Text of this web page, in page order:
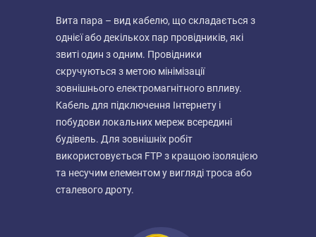
Вита пара – вид кабелю, що складається з
однієї або декількох пар провідників, які
звиті один з одним. Провідники
скручуються з метою мінімізації
зовнішнього електромагнітного впливу.
Кабель для підключення Інтернету і
побудови локальних мереж всередині
будівель. Для зовнішніх робіт
використовується FTP з кращою ізоляцією
та несучим елементом у вигляді троса або
сталевого дроту.